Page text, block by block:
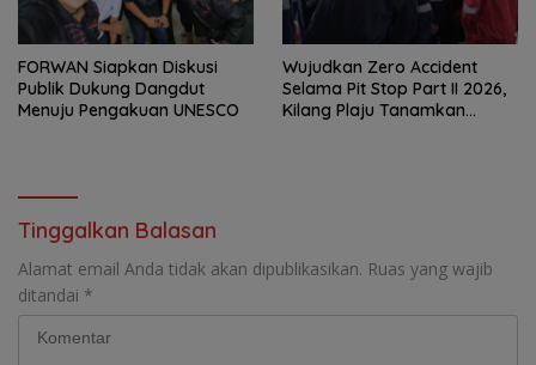
FORWAN Siapkan Diskusi
Publik Dukung Dangdut
Menuju Pengakuan UNESCO
Wujudkan Zero Accident
Selama Pit Stop Part II 2026,
Kilang Plaju Tanamkan
Tinggalkan Balasan
Alamat email Anda tidak akan dipublikasikan. Ruas yang wajib
ditandai *